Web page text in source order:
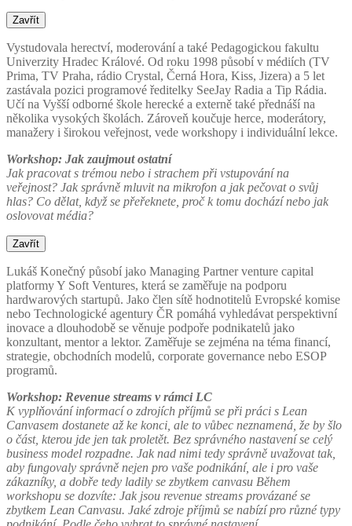
Zavřít
Vystudovala herectví, moderování a také Pedagogickou fakultu
Univerzity Hradec Králové. Od roku 1998 působí v médiích (TV
Prima, TV Praha, rádio Crystal, Černá Hora, Kiss, Jizera) a 5 let
zastávala pozici programové ředitelky SeeJay Radia a Tip Rádia.
Učí na Vyšší odborné škole herecké a externě také přednáší na
několika vysokých školách. Zároveň koučuje herce, moderátory,
manažery i širokou veřejnost, vede workshopy i individuální lekce.
Workshop: Jak zaujmout ostatní
Jak pracovat s trémou nebo i strachem při vstupování na
veřejnost? Jak správně mluvit na mikrofon a jak pečovat o svůj
hlas? Co dělat, když se přeřeknete, proč k tomu dochází nebo jak
oslovovat média?
Zavřít
Lukáš Konečný působí jako Managing Partner venture capital
platformy Y Soft Ventures, která se zaměřuje na podporu
hardwarových startupů. Jako člen sítě hodnotitelů Evropské komise
nebo Technologické agentury ČR pomáhá vyhledávat perspektivní
inovace a dlouhodobě se věnuje podpoře podnikatelů jako
konzultant, mentor a lektor. Zaměřuje se zejména na téma financí,
strategie, obchodních modelů, corporate governance nebo ESOP
programů.
Workshop: Revenue streams v rámci LC
K vyplňování informací o zdrojích příjmů se při práci s Lean
Canvasem dostanete až ke konci, ale to vůbec neznamená, že by šlo
o část, kterou jde jen tak proletět. Bez správného nastavení se celý
business model rozpadne. Jak nad nimi tedy správně uvažovat tak,
aby fungovaly správně nejen pro vaše podnikání, ale i pro vaše
zákazníky, a dobře tedy ladily se zbytkem canvasu Během
workshopu se dozvíte: Jak jsou revenue streams provázané se
zbytkem Lean Canvasu. Jaké zdroje příjmů se nabízí pro různé typy